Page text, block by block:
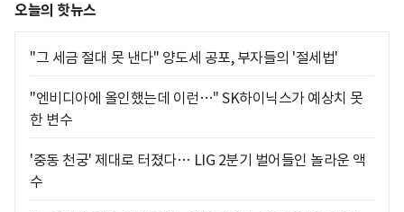
오늘의 핫뉴스
"그 세금 절대 못 낸다" 양도세 공포, 부자들의 '절세법'
"엔비디아에 올인했는데 이런…" SK하이닉스가 예상치 못
한 변수
'중동 천궁' 제대로 터졌다… LIG 2분기 벌어들인 놀라운 액
수